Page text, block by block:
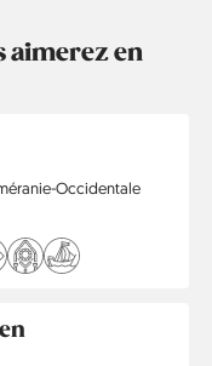
aimerez en
Occidentale